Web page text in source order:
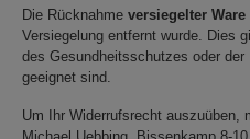
Die Rücknahme versiegelter Ware
Versiegelung entfernt wurde. Dies
des Gesundheitsschutzes oder
geeignet sind.
Um Ihr Widerrufsrecht auszuüben,